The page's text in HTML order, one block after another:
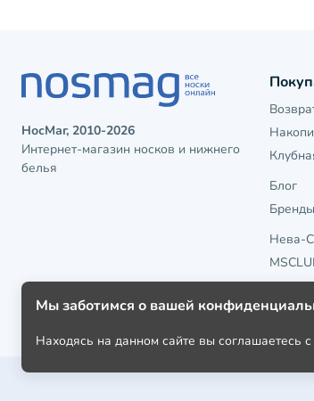
НосМаг, 2010-2026
Интернет-магазин носков и нижнего
белья
Блог
Бренды
Нева-
Мы заботимся о вашей
Находясь на данном сайте вы соглашаетесь